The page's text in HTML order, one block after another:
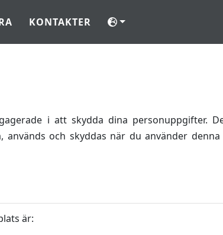
KONTAKTER
i att skydda dina personuppgifter.
och skyddas när du använder
är: